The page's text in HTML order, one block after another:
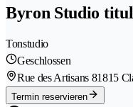
Byron Studio
Tonstudio
Geschlossen
Rue des Artisans 81815
Termin reservieren